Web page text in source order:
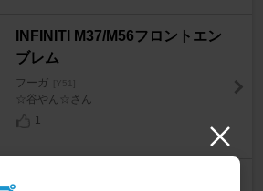
INFINITI M37/M56フロントエン
ブレム
フーガ [Y51]
☆谷やん☆さん
1